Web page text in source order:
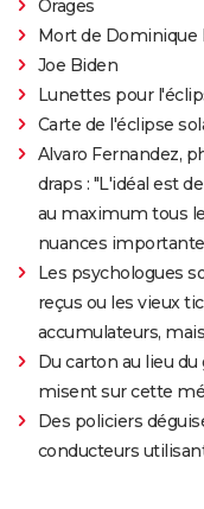
Orages
Mort de Dominique
Joe Biden
Lunettes pour
Carte de l'éclipse
Alvaro Fernandez,
draps : "L'idéal est
au maximum tous
nuances
Les psychologues
reçus ou les vieux
accumulateurs,
Du carton au lieu
misent sur cette
Des policiers
conducteurs